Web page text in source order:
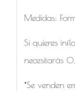
Medidas:
Si quieres
necesitarás
*Se venden